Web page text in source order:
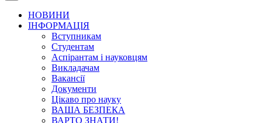
НОВИНИ
ІНФОРМАЦІЯ
Вступникам
Студентам
Аспірантам і науковцям
Викладачам
Вакансії
Документи
Цікаво про науку
ВАША БЕЗПЕКА
ВАРТО ЗНАТИ!